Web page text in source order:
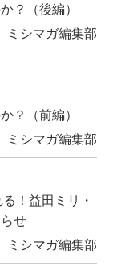
？（後編）
ミシマガ編集部
？（前編）
ミシマガ編集部
！益田ミリ・
せ
ミシマガ編集部